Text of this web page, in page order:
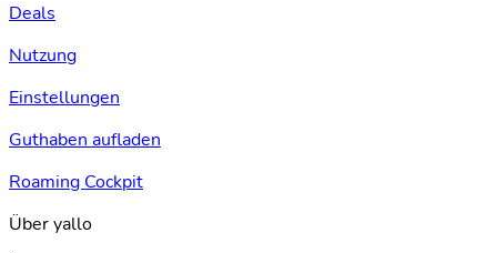
Deals
Nutzung
Einstellungen
Guthaben aufladen
Roaming Cockpit
Über yallo